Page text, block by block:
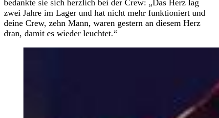
bedankte sie sich herzlich bei der Crew: „Das Herz lag
zwei Jahre im Lager und hat nicht mehr funktioniert und
deine Crew, zehn Mann, waren gestern an diesem Herz
dran, damit es wieder leuchtet.“